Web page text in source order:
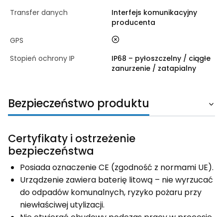
Transfer danych
Interfejs komunikacyjny
producenta
GPS
nie
Stopień ochrony IP
IP68 – pyłoszczelny / ciągłe
zanurzenie / zatapialny
Bezpieczeństwo produktu
Certyfikaty i ostrzeżenie
bezpieczeństwa
Posiada oznaczenie CE (zgodność z normami UE).
Urządzenie zawiera baterię litową – nie wyrzucać
do odpadów komunalnych, ryzyko pożaru przy
niewłaściwej utylizacji.